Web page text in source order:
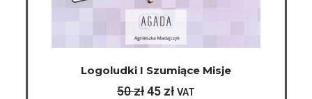
Logoludki I Szumiące Misje
50zł45 zł VAT